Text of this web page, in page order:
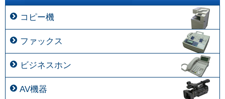
コピー機
ファックス
ビジネスホン
AV機器